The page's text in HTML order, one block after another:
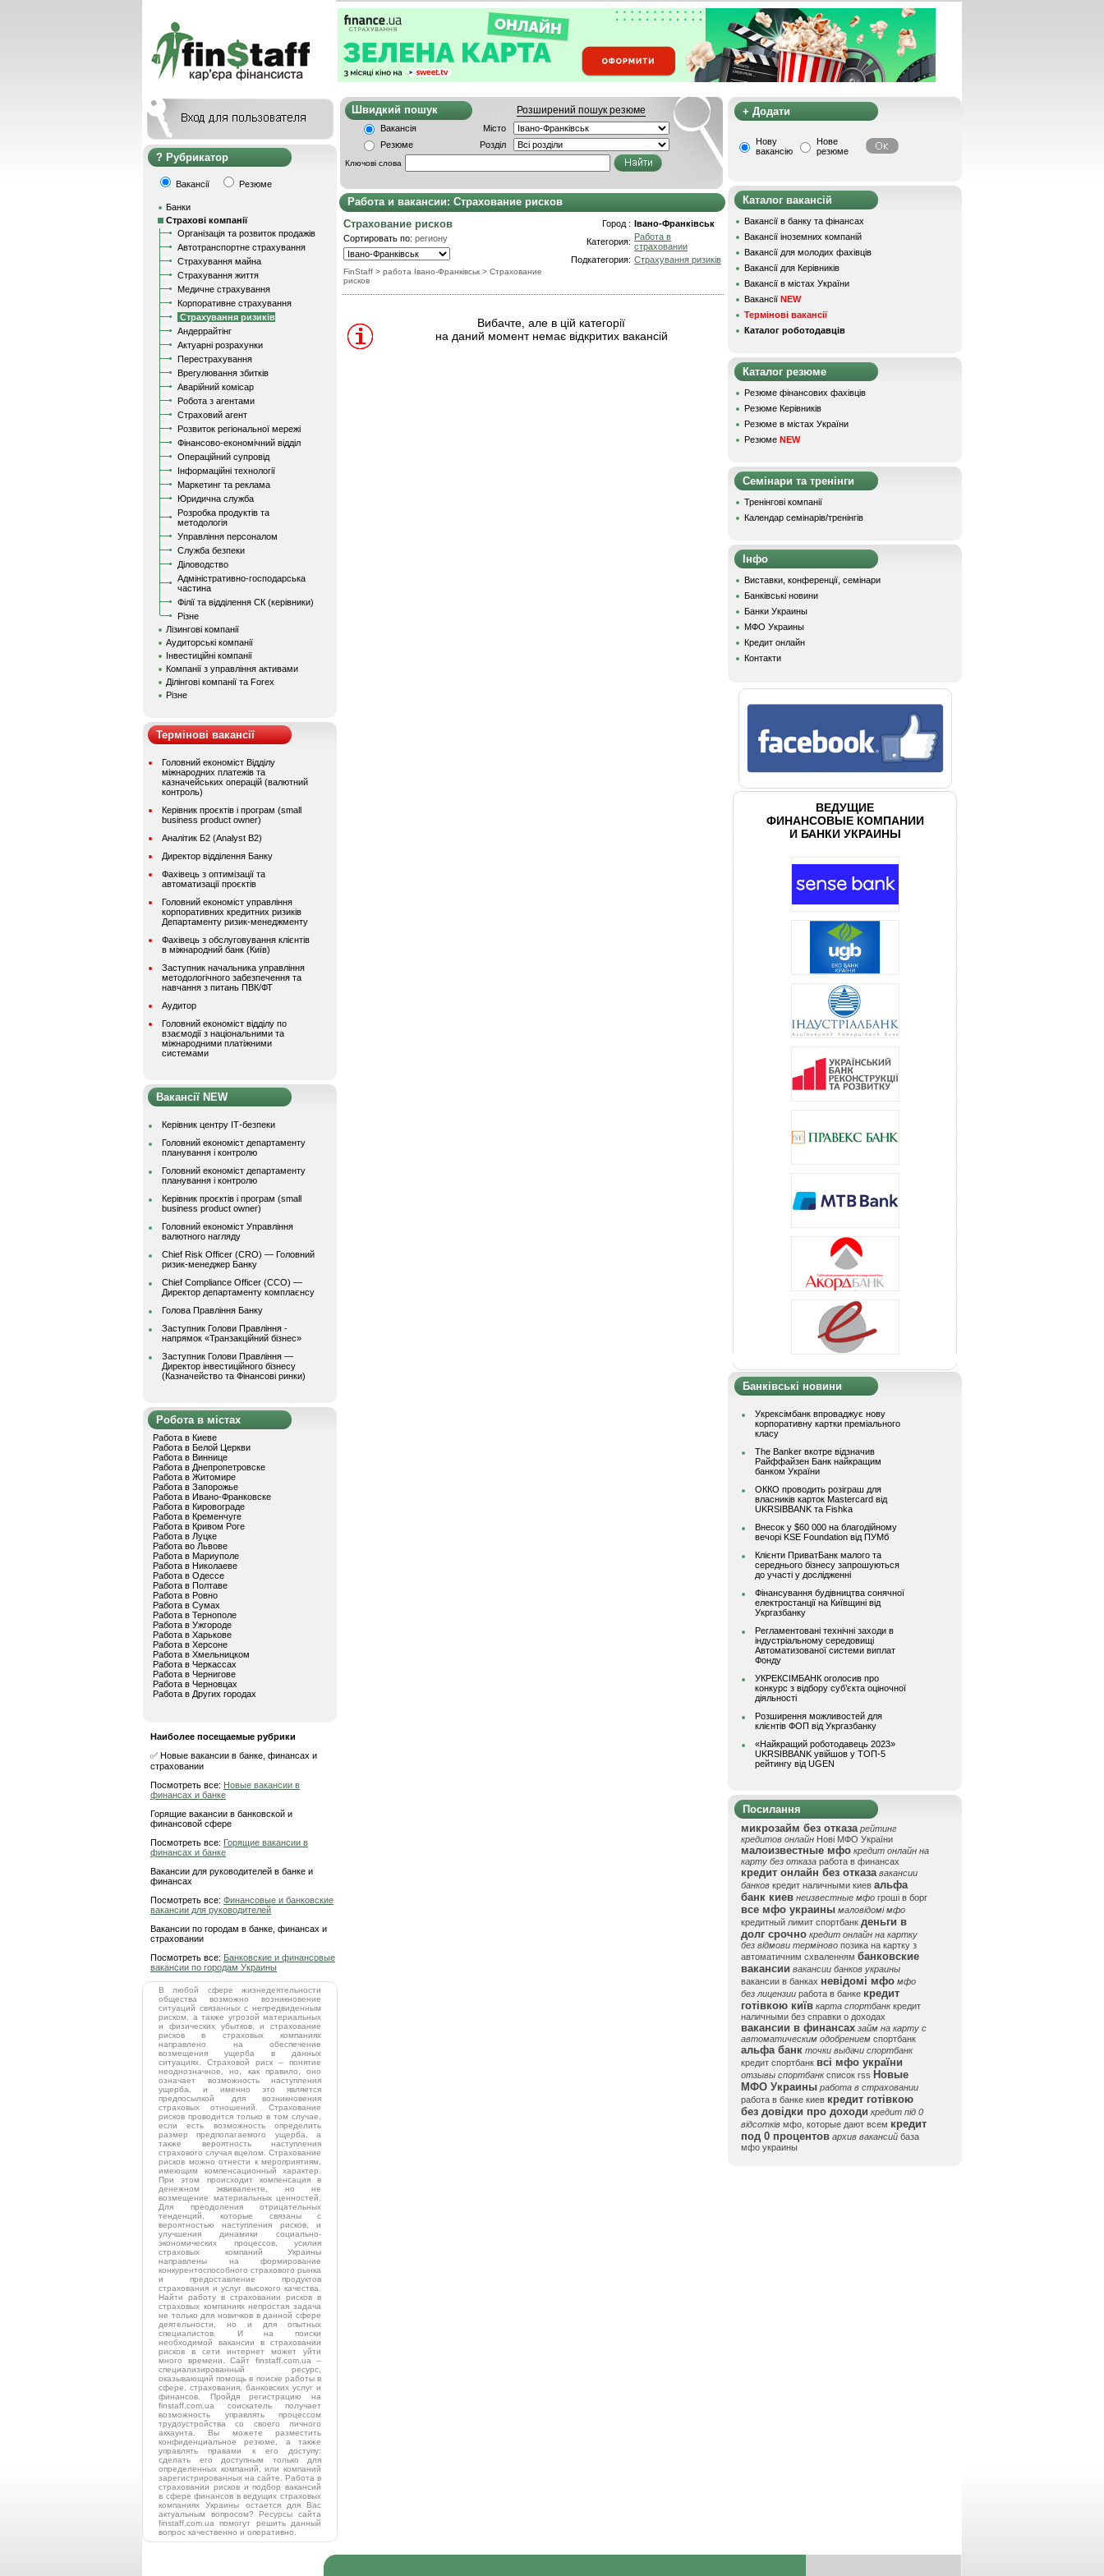
Рубрикатор
Вакансії Резюме
Банки
Страхові компанії
Організація та розвиток продажів
Автотранспортне страхування
Страхування майна
Страхування життя
Медичне страхування
Корпоративне страхування
Страхування ризиків
Андеррайтінг
Актуарні розрахунки
Перестрахування
Врегулювання збитків
Аварійний комісар
Робота з агентами
Страховий агент
Розвиток регіональної мережі
Фінансово-економічний відділ
Операційний супровід
Інформаційні технології
Маркетинг та реклама
Юридична служба
Розробка продуктів та
методологія
Управління персоналом
Служба безпеки
Діловодство
Адміністративно-господарська
частина
Філії та відділення СК (керівники)
Різне
Лізингові компанії
Аудиторські компанії
Інвестиційні компанії
Компанії з управління активами
Ділінгові компанії та Forex
Різне
Термінові вакансії
Головний економіст Відділу
міжнародних платежів та
казначейських операцій (валютний
контроль)
Керівник проєктів і програм (small
business product owner)
Аналітик Б2 (Analyst B2)
Директор відділення Банку
Фахівець з оптимізації та
автоматизації проєктів
Головний економіст управління
корпоративних кредитних ризиків
Департаменту ризик-менеджменту
Фахівець з обслуговування клієнтів
в міжнародний банк (Київ)
Заступник начальника управління
методологічного забезпечення та
навчання з питань ПВК/ФТ
Аудитор
Головний економіст відділу по
взаємодії з національними та
міжнародними платіжними
системами
Вакансії NEW
Керівник центру ІТ-безпеки
Головний економіст департаменту
планування і контролю
Головний економіст департаменту
планування і контролю
Керівник проєктів і програм (small
business product owner)
Головний економіст Управління
валютного нагляду
Chief Risk Officer (CRO) — Головний
ризик-менеджер Банку
Chief Compliance Officer (CCO) —
Директор департаменту комплаєнсу
Голова Правління Банку
Заступник Голови Правління -
напрямок «Транзакційний бізнес»
Заступник Голови Правління —
Директор інвестиційного бізнесу
(Казначейство та Фінансові ринки)
Робота в містах
Работа в Киеве
Работа в Белой Церкви
Работа в Виннице
Работа в Днепропетровске
Работа в Житомире
Работа в Запорожье
Работа в Ивано-Франковске
Работа в Кировограде
Работа в Кременчуге
Работа в Кривом Роге
Работа в Луцке
Работа во Львове
Работа в Мариуполе
Работа в Николаеве
Работа в Одессе
Работа в Полтаве
Работа в Ровно
Работа в Сумах
Работа в Тернополе
Работа в Ужгороде
Работа в Харькове
Работа в Херсоне
Работа в Хмельницком
Работа в Черкассах
Работа в Чернигове
Работа в Черновцах
Работа в Других городах
Наиболее посещаемые рубрики
✅ Новые вакансии в банке, финансах и
страховании
Посмотреть все: Новые вакансии в
финансах и банке
Горящие вакансии в банковской и
финансовой сфере
Посмотреть все: Горящие вакансии в
финансах и банке
Вакансии для руководителей в банке и
финансах
Посмотреть все: Финансовые и банковские
вакансии для руководителей
Вакансии по городам в банке, финансах и
страховании
Посмотреть все: Банковские и финансовые
вакансии по городам Украины
В любой сфере жизнедеятельности
общества возможно возникновение
ситуаций связанных с непредвиденным
риском, а также угрозой материальных
и физических убытков, и страхование
рисков в страховых компаниях
направлено на обеспечение
возмещения ущерба в данных
ситуациях. Страховой риск – понятие
неоднозначное, но, как правило, оно
означает возможность наступления
ущерба, и именно это является
предпосылкой для возникновения
страховых отношений. Страхование
рисков проводится только в том случае,
если есть возможность определить
размер предполагаемого ущерба, а
также вероятность наступления
страхового случая вцелом. Страхование
рисков можно отнести к мероприятиям,
имеющим компенсационный характер.
При этом происходит компенсация в
денежном эквиваленте, но не
возмещение материальных ценностей.
Для преодоления отрицательных
тенденций, которые связаны с
вероятностью наступления рисков, и
улучшения динамики социально-
экономических процессов, усилия
страховых компаний Украины
направлены на формирование
конкурентоспособного страхового рынка
и предоставление продуктов
страхования и услуг высокого качества.
Найти работу в страховании рисков в
страховых компаниях непростая задача
не только для новичков в данной сфере
деятельности, но и для опытных
специалистов. И на поиски
необходимой вакансии в страховании
рисков в сети интернет может уйти
много времени. Сайт finstaff.com.ua –
специализированный ресурс,
оказывающий помощь в поиске работы в
сфере, страхования, банковских услуг и
финансов. Пройдя регистрацию на
finstaff.com.ua соискатель получает
возможность управлять процессом
трудоустройства со своего личного
аккаунта. Вы можете разместить
конфиденциальное резюме, а также
управлять правами к его доступу:
сделать его доступным только для
определенных компаний, или компаний
зарегистрированных на сайте. Работа в
страховании рисков и подбор вакансий
в сфере финансов в ведущих страховых
компаниях Украины остается для Вас
актуальным вопросом? Ресурсы сайта
finstaff.com.ua помогут решить данный
вопрос качественно и оперативно.
Швидкий пошук Розширений пошук резюме
Вакансія
Місто
Резюме
Розділ
Ключові слова
Работа и вакансии: Страхование рисков
Страхование рисков
Сортировать по: региону
FinStaff > работа Івано-Франківськ > Страхование
рисков
Город : Івано-Франківськ
Категория: Работа в
страховании
Подкатегория: Страхування ризиків
Вибачте, але в цій категорії
на даний момент немає відкритих вакансій
+ Додати
Нову
вакансію
Нове
резюме
Каталог вакансій
Вакансії в банку та фінансах
Вакансії іноземних компаній
Вакансії для молодих фахівців
Вакансії для Керівників
Вакансії в містах України
Вакансії NEW
Термінові вакансії
Каталог роботодавців
Каталог резюме
Резюме фінансових фахівців
Резюме Керівників
Резюме в містах України
Резюме NEW
Семінари та тренінги
Тренінгові компанії
Календар семінарів/тренінгів
Інфо
Виставки, конференції, семінари
Банківські новини
Банки Украины
МФО Украины
Кредит онлайн
Контакти
ВЕДУЩИЕ
ФИНАНСОВЫЕ КОМПАНИИ
И БАНКИ УКРАИНЫ
Банківські новини
Укрексімбанк впроваджує нову
корпоративну картки преміального
класу
The Banker вкотре відзначив
Райффайзен Банк найкращим
банком України
ОККО проводить розіграш для
власників карток Mastercard від
UKRSIBBANK та Fishka
Внесок у $60 000 на благодійному
вечорі KSE Foundation від ПУМб
Клієнти ПриватБанк малого та
середнього бізнесу запрошуються
до участі у дослідженні
Фінансування будівництва сонячної
електростанції на Київщині від
Укргазбанку
Регламентовані технічні заходи в
індустріальному середовищі
Автоматизованої системи виплат
Фонду
УКРЕКСІМБАНК оголосив про
конкурс з відбору суб’єкта оціночної
діяльності
Розширення можливостей для
клієнтів ФОП від Укргазбанку
«Найкращий роботодавець 2023»
UKRSIBBANK увійшов у ТОП-5
рейтингу від UGEN
Посилання
микрозайм без отказа рейтинг
кредитов онлайн Нові МФО України
малоизвестные мфо кредит онлайн на
карту без отказа работа в финансах
кредит онлайн без отказа вакансии
банков кредит наличными киев альфа
банк киев неизвестные мфо гроші в борг
все мфо украины маловідомі мфо
кредитный лимит спортбанк деньги в
долг срочно кредит онлайн на картку
без відмови терміново позика на картку з
автоматичним схваленням банковские
вакансии вакансии банков украины
вакансии в банках невідомі мфо мфо
без лицензии работа в банке кредит
готівкою київ карта спортбанк кредит
наличными без справки о доходах
вакансии в финансах займ на карту с
автоматическим одобрением спортбанк
альфа банк точки выдачи спортбанк
кредит спортбанк всі мфо україни
отзывы спортбанк список rss Новые
МФО Украины работа в страховании
работа в банке киев кредит готівкою
без довідки про доходи кредит під 0
відсотків мфо, которые дают всем кредит
под 0 процентов архив вакансий база
мфо украины